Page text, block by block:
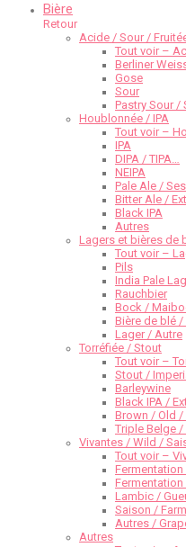
Bière
Retour
Acide / Sour /
Tout voir –
Berliner
Gose
Sour
Pastry Sour /
Houblonnée / IPA
Tout voir –
IPA
DIPA / TIPA…
NEIPA
Pale Ale /
Bitter Ale /
Black IPA
Autres
Lagers et bières de
Tout voir –
Pils
India Pale
Rauchbier
Bock /
Bière de blé
Lager / Autre
Torréfiée / Stout
Tout voir –
Stout /
Barleywine
Black IPA /
Brown / Old
Triple Belge /
Vivantes / Wild /
Tout voir –
Lambic /
Saison /
Autres /
Autres